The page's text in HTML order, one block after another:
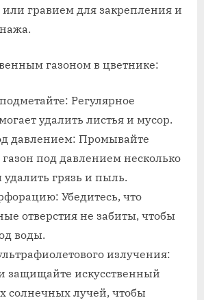
гравием для закрепления и
газоном в цветнике:
Регулярное
удалить листья и мусор.
давлением: Промывайте
под давлением несколько
удалить грязь и пыль.
Убедитесь, что
отверстия не забиты, чтобы
воды.
излучения:
защищайте искусственный
солнечных лучей, чтобы